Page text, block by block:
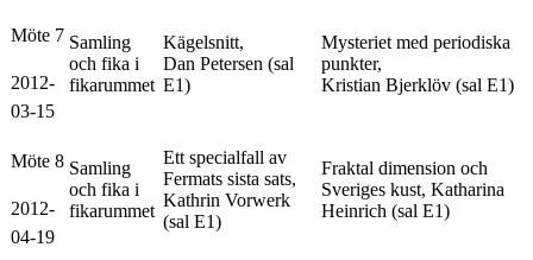
Möte 7
2012-
03-15
Samling
och fika i
fikarummet
Kägelsnitt,
Dan Petersen (sal
E1)
Mysteriet med periodiska
punkter,
Kristian Bjerklöv (sal E1)
Möte 8
2012-
04-19
Samling
och fika i
fikarummet
Ett specialfall av
Fermats sista sats,
Kathrin Vorwerk
(sal E1)
Fraktal dimension och
Sveriges kust, Katharina
Heinrich (sal E1)